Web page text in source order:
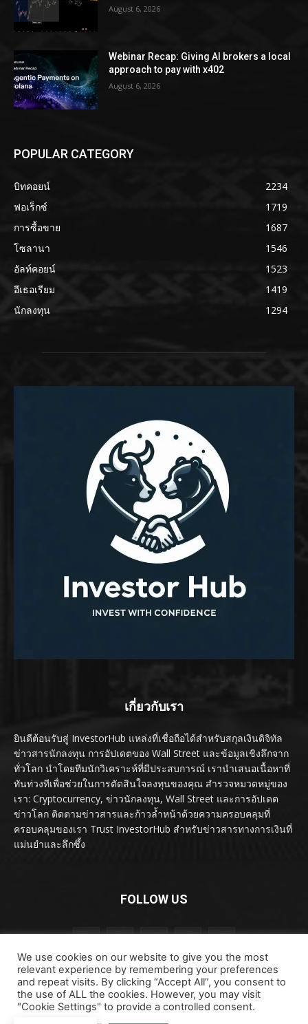
August 6, 2026
Webinar Recap: Giving AI brokers a local
approach to pay with x402
August 6, 2026
POPULAR CATEGORY
บิทคอยน์
2234
ฟอเร็กซ์
1719
การซื้อขาย
1687
โซลานา
1546
อัลท์คอยน์
1523
อีเธอเรียม
1419
นักลงทุน
1294
เกี่ยวกับเรา
ยินดีต้อนรับสู่ InvestorHub แหล่งที่เชื่อถือได้สำหรับสกุลเงินดิจิทัล
ข่าวสารนักลงทุน การอัปเดตของ Wall Street และข้อมูลเชิงลึกจาก
ทั่วโลก นำโดยทีมนักวิเคราะห์ที่มีประสบการณ์ เรานำเสนอเนื้อหาที่
ทันท่วงทีเพื่อช่วยในการตัดสินใจลงทุนของคุณ สำรวจหมวดหมู่ของ
เรา: Cryptocurrency, ข่าวนักลงทุน, Wall Street และการอัปเดต
ข่าวโลก ติดตามข่าวสารและก้าวล้ำหน้าด้วยความครอบคลุมที่
ครอบคลุมของเรา Trust InvestorHub สำหรับข่าวสารทางการเงินที่
แม่นยำและลึกซึ้ง
FOLLOW US
ลิขสิทธิ์ © ลิขสิทธิ์ 2024 investorhub.click สงวนลิขสิทธิ์
We use cookies on our website to give you the most
relevant experience by remembering your preferences
and repeat visits. By clicking “Accept All”, you consent to
the use of ALL the cookies. However, you may visit
"Cookie Settings" to provide a controlled consent.